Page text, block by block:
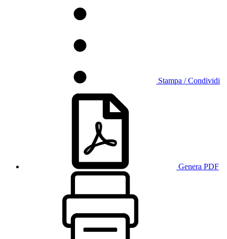
Stampa / Condividi
Genera PDF